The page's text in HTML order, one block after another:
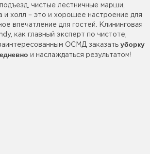
чистые лестничные марши,
и холл – это и хорошее настроение для
впечатление для гостей. Клининговая
как главный эксперт по чистоте,
ОСМД заказать уборку
и наслаждаться результатом!